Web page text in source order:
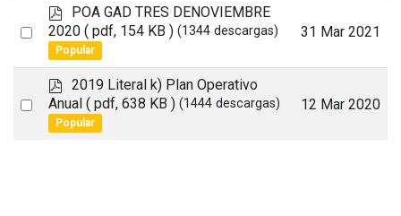
Select
p
d
f
POA GAD TRES DENOVIEMBRE
2020 ( pdf, 154 KB ) (1344 descargas)
Popular
31 Mar 2021
Select
p
d
f
2019 Literal k) Plan Operativo
Anual ( pdf, 638 KB ) (1444 descargas)
Popular
12 Mar 2020